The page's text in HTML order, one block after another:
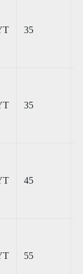
35
35
45
55